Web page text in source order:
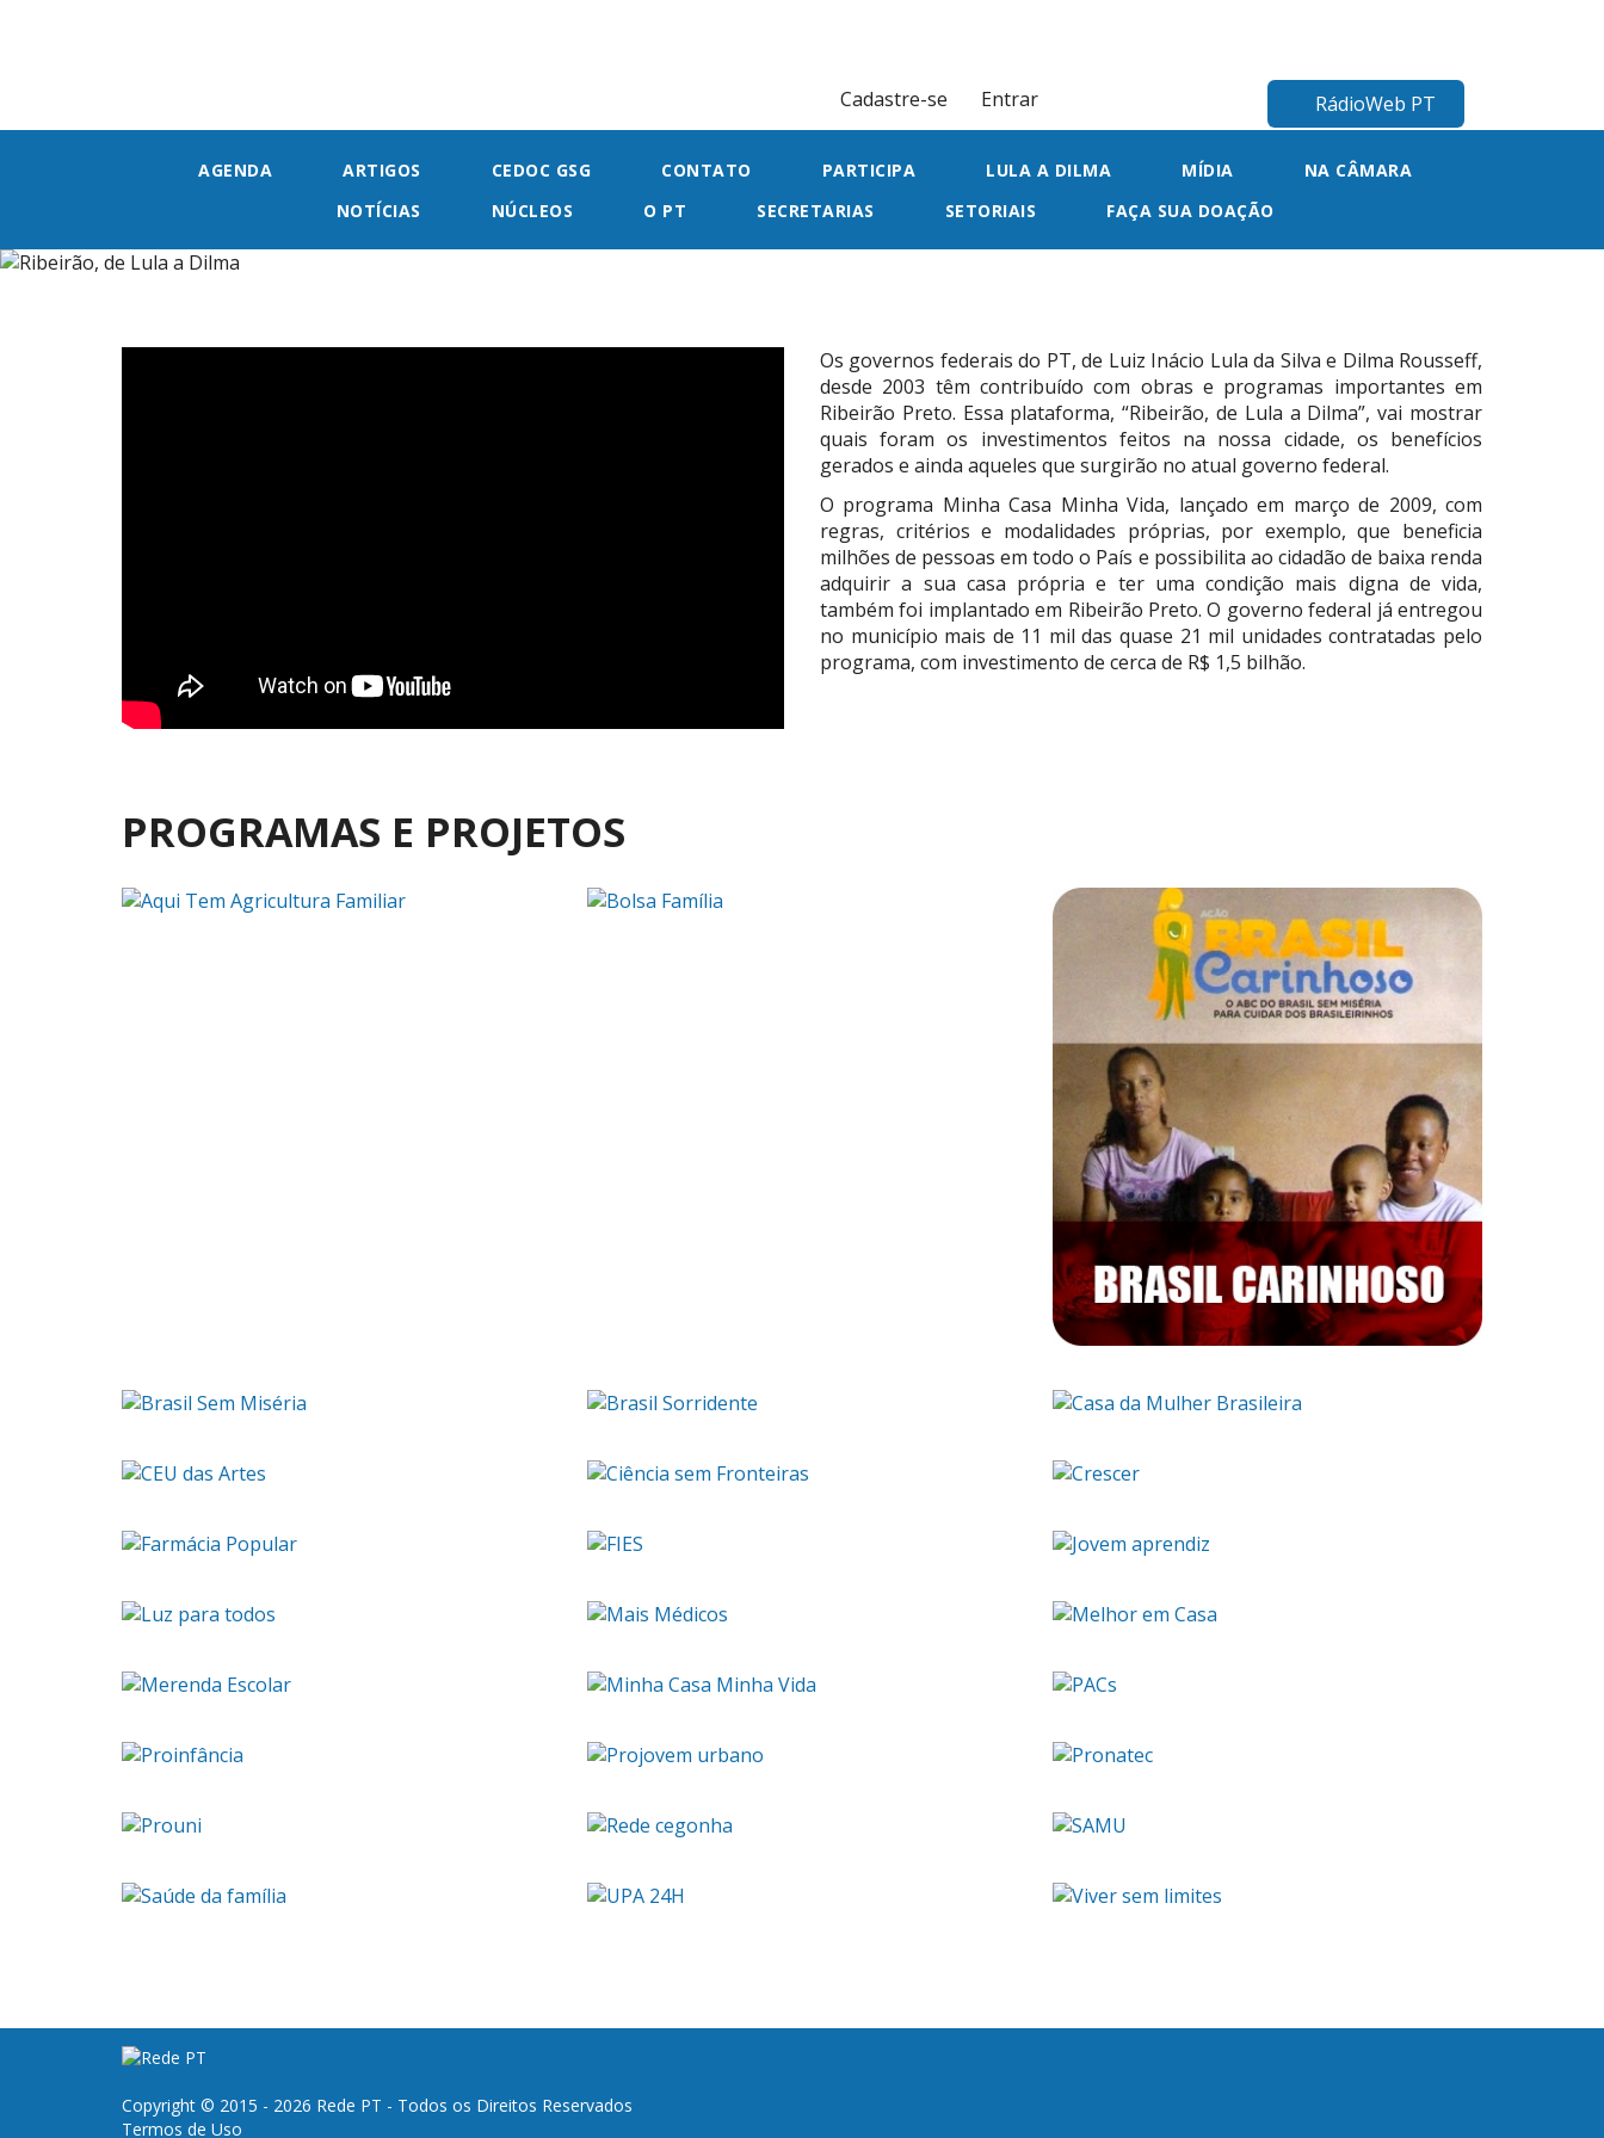
RádioWeb PT
Cadastre-se Entrar
AGENDA ARTIGOS CEDOC GSG CONTATO PARTICIPA LULA A DILMA MÍDIA
NA CÂMARA
NOTÍCIAS
NÚCLEOS O PT SECRETARIAS SETORIAIS FAÇA SUA DOAÇÃO
Ribeirão,
Os governos federais do PT, de Luiz Inácio Lula da Silva e Dilma Rousseff,
desde 2003 têm contribuído com obras e programas importantes em
Ribeirão Preto. Essa plataforma, “Ribeirão, de Lula a Dilma”, vai mostrar
quais foram os investimentos feitos na nossa cidade, os benefícios
gerados e ainda aqueles que surgirão no atual governo federal.
O programa Minha Casa Minha Vida, lançado em março de 2009, com
regras, critérios e modalidades próprias, por exemplo, que beneficia
milhões de pessoas em todo o País e possibilita ao cidadão de baixa renda
adquirir a sua casa própria e ter uma condição mais digna de vida,
também foi implantado em Ribeirão Preto. O governo federal já entregou
no município mais de 11 mil das quase 21 mil unidades contratadas pelo
programa, com investimento de cerca de R$ 1,5 bilhão.
PROGRAMAS E PROJETOS
Copyright © 2015 - 2026 Rede PT - Todos os Direitos Reservados
Termos de Uso